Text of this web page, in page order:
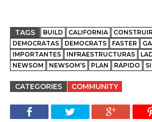
TAGS BUILD CALIFORNIA CONSTRUIR
DEMOCRATAS
DEMOCRATS FASTER
IMPORTANTES
INFRAESTRUCTURAS
NEWSOM
NEWSOM’S PLAN RÁPIDO
CATEGORIES COMMUNITY